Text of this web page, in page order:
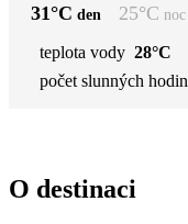
31°C den 25°C noc
teplota vody 28°C
počet slunných hodin
O destinaci